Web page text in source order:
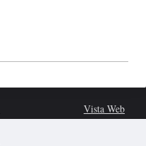
Vista Web